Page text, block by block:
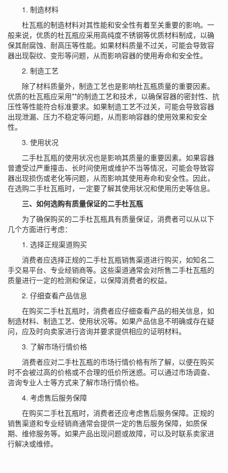
1. 制造材料
杜瓦瓶的制造材料对其性能和安全性有着至关重要的影响。一
般来说，优质的杜瓦瓶应采用高纯度不锈钢等优质材料制成，以确
保其耐腐蚀、耐高压等性能。如果材料质量不过关，可能会导致容
器出现裂纹、变形等问题，从而影响容器的使用寿命和安全性。
2. 制造工艺
除了材料质量外，制造工艺也是影响杜瓦瓶质量的重要因素。
优质的杜瓦瓶应采用**的制造工艺和技术，以确保容器的密封性、抗
压性等性能符合标准要求。如果制造工艺不过关，可能会导致容器
出现泄漏、压力不稳定等问题，从而影响容器的使用效果和安全
性。
3. 使用状况
二手杜瓦瓶的使用状况也是影响其质量的重要因素。如果容器
曾遭受过严重撞击、长时间使用或维护不当等情况，可能会导致容
器出现损伤或老化等问题，从而影响其使用寿命和安全性。因此，
在选购二手杜瓦瓶时，一定要了解其使用状况和使用历史等信息。
三、如何选购有质量保证的二手杜瓦瓶
为了确保购买的二手杜瓦瓶具有质量保证，消费者可以从以下
几个方面进行考虑：
1. 选择正规渠道购买
消费者应选择正规的二手杜瓦瓶销售渠道进行购买，如知名二
手交易平台、专业经销商等。这些渠道通常会对所售二手杜瓦瓶的
质量进行一定的检测和保证，以保障消费者的权益。
2. 仔细查看产品信息
在购买二手杜瓦瓶时，消费者应仔细查看产品的相关信息，如
制造材料、制造工艺、使用状况等。如果产品信息不明确或存在疑
问，应及时向卖家进行咨询并要求提供相应的证明材料。
3. 了解市场行情价格
消费者应对二手杜瓦瓶的市场行情价格有所了解，以便在购买
时不会被过高的价格或不合理的低价所迷惑。可以通过市场调查、
咨询专业人士等方式来了解市场行情价格。
4. 考虑售后服务保障
在购买二手杜瓦瓶时，消费者还应考虑售后服务保障。正规的
销售渠道和专业经销商通常会提供一定的售后服务保障，如质保
期、维修服务等。如果产品出现问题或故障，可以及时联系卖家进
行解决或维修。